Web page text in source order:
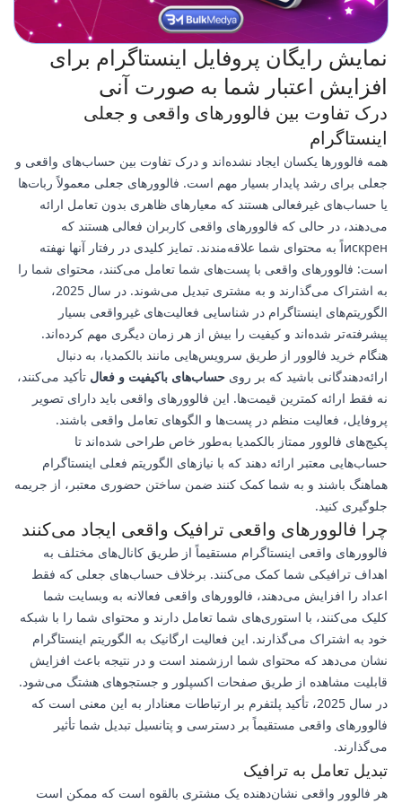
نمایش رایگان پروفایل اینستاگرام برای
افزایش اعتبار شما به صورت آنی
درک تفاوت بین فالوورهای واقعی و جعلی
اینستاگرام
همه فالوورها یکسان ایجاد نشده‌اند و درک تفاوت بین حساب‌های واقعی و
جعلی برای رشد پایدار بسیار مهم است. فالوورهای جعلی معمولاً ربات‌ها
یا حساب‌های غیرفعالی هستند که معیارهای ظاهری بدون تعامل ارائه
می‌دهند، در حالی که فالوورهای واقعی کاربران فعالی هستند که
искренاً به محتوای شما علاقه‌مندند. تمایز کلیدی در رفتار آنها نهفته
است: فالوورهای واقعی با پست‌های شما تعامل می‌کنند، محتوای شما را
به اشتراک می‌گذارند و به مشتری تبدیل می‌شوند. در سال 2025،
الگوریتم‌های اینستاگرام در شناسایی فعالیت‌های غیرواقعی بسیار
پیشرفته‌تر شده‌اند و کیفیت را بیش از هر زمان دیگری مهم کرده‌اند.
هنگام خرید فالوور از طریق سرویس‌هایی مانند بالکمدیا، به دنبال
ارائه‌دهندگانی باشید که بر روی حساب‌های باکیفیت و فعال تأکید می‌کنند،
نه فقط ارائه کمترین قیمت‌ها. این فالوورهای واقعی باید دارای تصویر
پروفایل، فعالیت منظم در پست‌ها و الگوهای تعامل واقعی باشند.
پکیج‌های فالوور ممتاز بالکمدیا به‌طور خاص طراحی شده‌اند تا
حساب‌هایی معتبر ارائه دهند که با نیازهای الگوریتم فعلی اینستاگرام
هماهنگ باشند و به شما کمک کنند ضمن ساختن حضوری معتبر، از جریمه
جلوگیری کنید.
چرا فالوورهای واقعی ترافیک واقعی ایجاد می‌کنند
فالوورهای واقعی اینستاگرام مستقیماً از طریق کانال‌های مختلف به
اهداف ترافیکی شما کمک می‌کنند. برخلاف حساب‌های جعلی که فقط
اعداد را افزایش می‌دهند، فالوورهای واقعی فعالانه به وبسایت شما
کلیک می‌کنند، با استوری‌های شما تعامل دارند و محتوای شما را با شبکه
خود به اشتراک می‌گذارند. این فعالیت ارگانیک به الگوریتم اینستاگرام
نشان می‌دهد که محتوای شما ارزشمند است و در نتیجه باعث افزایش
قابلیت مشاهده از طریق صفحات اکسپلور و جستجوهای هشتگ می‌شود.
در سال 2025، تأکید پلتفرم بر ارتباطات معنادار به این معنی است که
فالوورهای واقعی مستقیماً بر دسترسی و پتانسیل تبدیل شما تأثیر
می‌گذارند.
تبدیل تعامل به ترافیک
هر فالوور واقعی نشان‌دهنده یک مشتری بالقوه است که ممکن است